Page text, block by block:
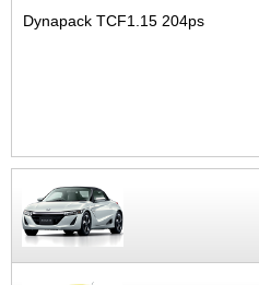
Dynapack TCF1.15 204ps